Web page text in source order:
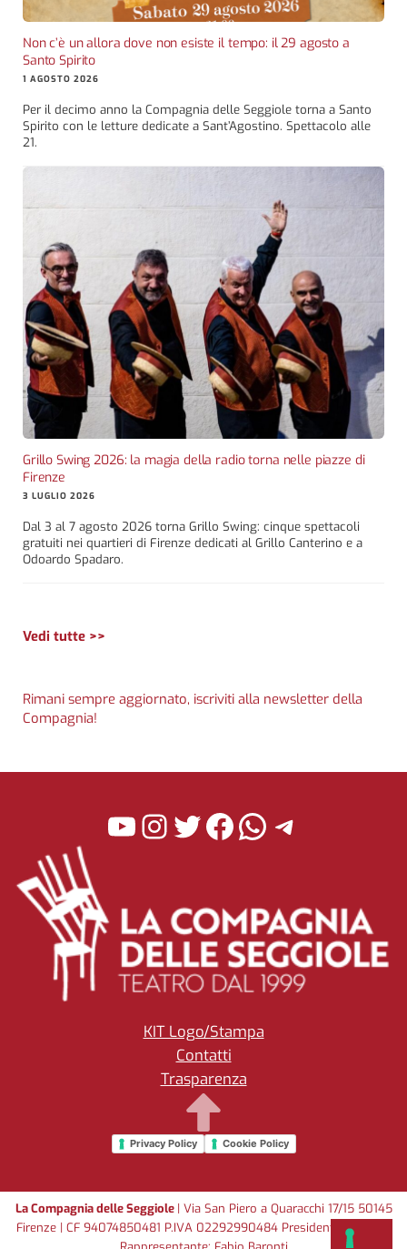
Non c’è un allora dove non esiste il tempo: il 29 agosto a
Santo Spirito
1 AGOSTO 2026
Per il decimo anno la Compagnia delle Seggiole torna a Santo
Spirito con le letture dedicate a Sant’Agostino. Spettacolo alle
21.
Grillo Swing 2026: la magia della radio torna nelle piazze di
Firenze
3 LUGLIO 2026
Dal 3 al 7 agosto 2026 torna Grillo Swing: cinque spettacoli
gratuiti nei quartieri di Firenze dedicati al Grillo Canterino e a
Odoardo Spadaro.
Vedi tutte >>
Rimani sempre aggiornato, iscriviti alla newsletter della
Compagnia!
YouTube
Instagram
Twitter
Facebook
WhatsApp
KIT Logo/Stampa
Contatti
Trasparenza
Privacy Policy Cookie Policy
La Compagnia delle Seggiole | Via San Piero a Quaracchi 17/15 50145
Firenze | CF 94074850481 P.IVA 02292990484 Presidente e Legale